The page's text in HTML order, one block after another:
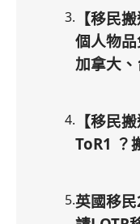
3. 【移民
個人物
加拿大
4. 【移民
ToR1 ？
5.英國移